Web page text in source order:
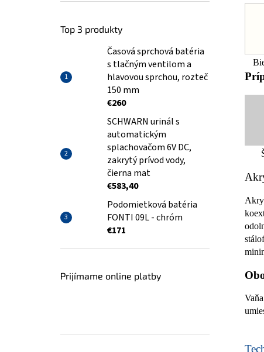
Top 3 produkty
Časová sprchová batéria
s tlačným ventilom a
hlavovou sprchou, rozteč
150 mm
€260
SCHWARN urinál s
automatickým
splachovačom 6V DC,
zakrytý prívod vody,
čierna mat
€583,40
Podomietková batéria
FONTI 09L - chróm
€171
Prijímame online platby